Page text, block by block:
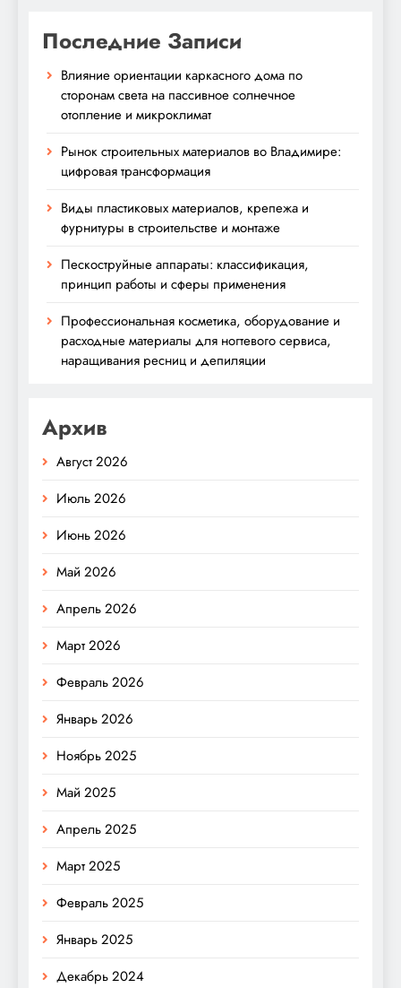
Последние Записи
Влияние ориентации каркасного дома по
сторонам света на пассивное солнечное
отопление и микроклимат
Рынок строительных материалов во Владимире:
цифровая трансформация
Виды пластиковых материалов, крепежа и
фурнитуры в строительстве и монтаже
Пескоструйные аппараты: классификация,
принцип работы и сферы применения
Профессиональная косметика, оборудование и
расходные материалы для ногтевого сервиса,
наращивания ресниц и депиляции
Архив
Август 2026
Июль 2026
Июнь 2026
Май 2026
Апрель 2026
Март 2026
Февраль 2026
Январь 2026
Ноябрь 2025
Май 2025
Апрель 2025
Март 2025
Февраль 2025
Январь 2025
Декабрь 2024